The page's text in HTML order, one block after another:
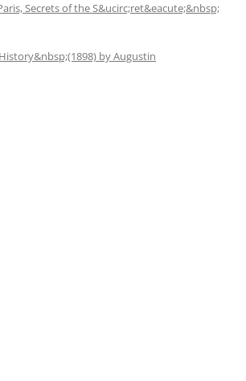
Secrets of the S&ucirc;ret&eacute;&nbsp;
by Augustin